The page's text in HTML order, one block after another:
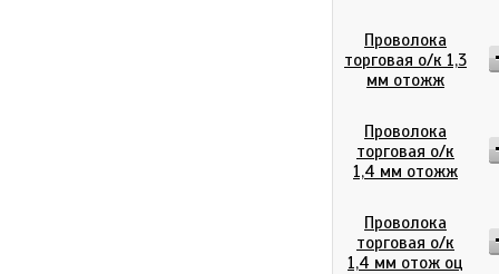
Проволока
торговая о/к 1,3
мм отожж
Проволока
торговая о/к
1,4 мм отожж
Проволока
торговая о/к
1,4 мм отож оц